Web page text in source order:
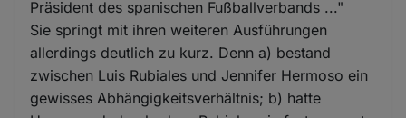
Präsident des spanischen Fußballverbands ..."
Sie springt mit ihren weiteren Ausführungen
allerdings deutlich zu kurz. Denn a) bestand
zwischen Luis Rubiales und Jennifer Hermoso ein
gewisses Abhängigkeitsverhältnis; b) hatte